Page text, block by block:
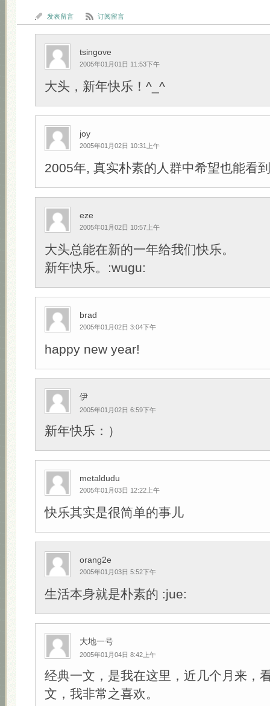
发表留言 订阅留言
tsingove
2005年01月01日 11:53下午
大头，新年快乐！^_^
joy
2005年01月02日 10:31上午
2005年, 真实朴素的人群中希望也能看
eze
2005年01月02日 10:57上午
大头总能在新的一年给我们快乐。
新年快乐。:wugu:
brad
2005年01月02日 3:04下午
happy new year!
伊
2005年01月02日 6:59下午
新年快乐：）
metaldudu
2005年01月03日 12:22上午
快乐其实是很简单的事儿
orang2e
2005年01月03日 5:52下午
生活本身就是朴素的 :jue:
大地一号
2005年01月04日 8:42上午
经典一文，是我在这里，近几个月来，
文，我非常之喜欢。